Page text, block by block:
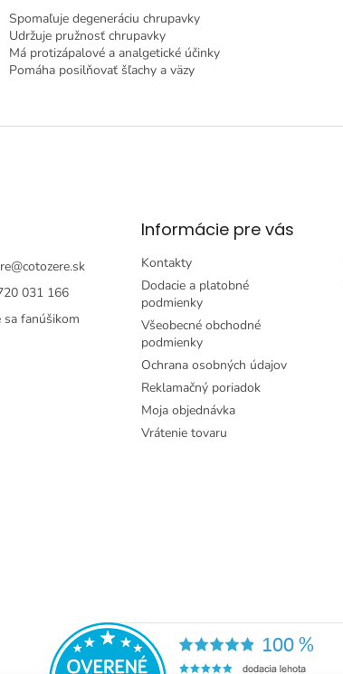
Spomaľuje degeneráciu chrupavky
Udržuje pružnosť chrupavky
Má protizápalové a analgetické účinky
Pomáha posilňovať šľachy a väzy
@cotozere.sk
031 166
sa fanúšikom
Informácie pre vás
Kontakty
Dodacie a platobné
podmienky
Všeobecné obchodné
podmienky
Ochrana osobných údajov
Reklamačný poriadok
Moja objednávka
Vrátenie tovaru